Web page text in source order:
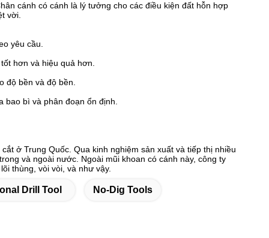
cánh có cánh là lý tưởng cho các điều kiện đất hỗn hợp
vời.
yêu cầu.
hơn và hiệu quả hơn.
độ bền và độ bền.
bì và phân đoạn ổn định.
ở Trung Quốc. Qua kinh nghiệm sản xuất và tiếp thị nhiều
và ngoài nước. Ngoài mũi khoan có cánh này, công ty
thùng, vòi vòi, và như vậy.
Drill Tool No-Dig Tools